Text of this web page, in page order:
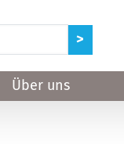
Über uns